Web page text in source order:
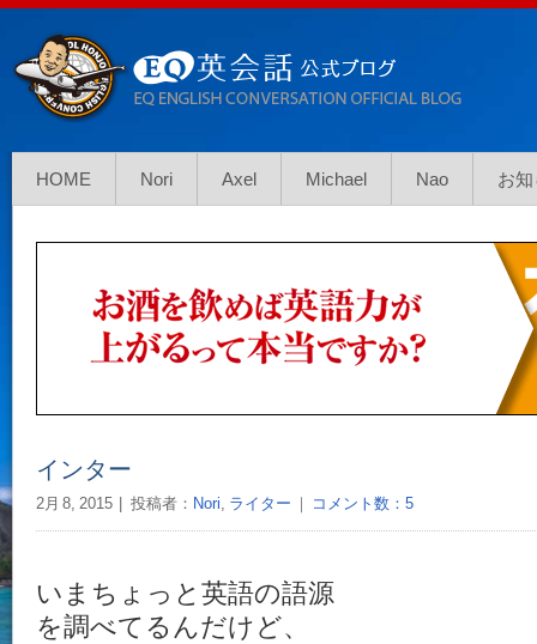
HOME Nori Axel Michael Nao お
インター
2月 8, 2015 投稿者： Nori, ライター ｜ コメント数：5
いまちょっと英語の語源
を調べてるんだけど、